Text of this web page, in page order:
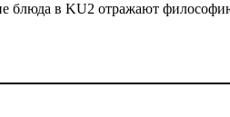
блюда в KU2 отражают